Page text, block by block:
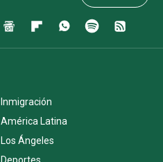
Inmigración
América Latina
Los Ángeles